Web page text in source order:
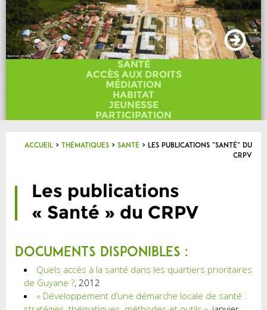
Liens
Offres d'emploi
Actualités
Newsletter
Contact
SANTÉ
ACCÈS AUX DROITS
MÉDIATION
HABITAT
JEUNESSE
PARTICIPATION
Accueil > Thématiques > Santé > Les publications “Santé” du
CRPV
Les publications
« Santé » du CRPV
Documents disponibles :
Quels accès à la santé dans les quartiers prioritaires
de Guyane ?, 2012
« Développement d’une démarche locale de santé :